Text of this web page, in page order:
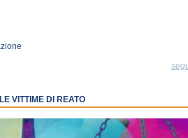
VITTIME DI REATO